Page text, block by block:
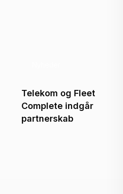
Telekom og Fleet
Complete indgår
partnerskab